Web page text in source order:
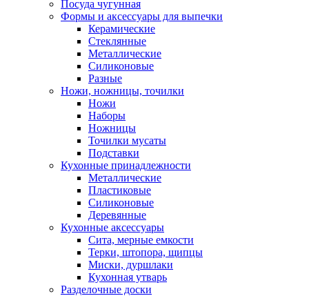
Посуда чугунная
Формы и аксессуары для выпечки
Керамические
Стеклянные
Металлические
Силиконовые
Разные
Ножи, ножницы, точилки
Ножи
Наборы
Ножницы
Точилки мусаты
Подставки
Кухонные принадлежности
Металлические
Пластиковые
Силиконовые
Деревянные
Кухонные аксессуары
Сита, мерные емкости
Терки, штопора, щипцы
Миски, дуршлаки
Кухонная утварь
Разделочные доски